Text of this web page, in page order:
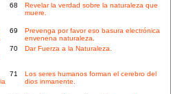
68
Revelar la verdad sobre la naturaleza que
muere.
69
Prevenga por favor eso basura electrónica
envenena naturaleza.
70 Dar Fuerza a la Naturaleza.
71
Los seres humanos forman el cerebro del
dios inmanente.